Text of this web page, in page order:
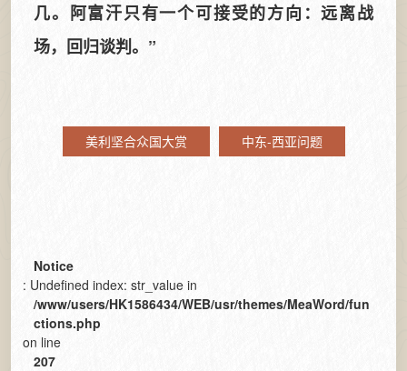
几。阿富汗只有一个可接受的方向：远离战
场，回归谈判。”
美利坚合众国大赏 中东-西亚问题
Notice
: Undefined index: str_value in
/www/users/HK1586434/WEB/usr/themes/MeaWord/fun
ctions.php
on line
207